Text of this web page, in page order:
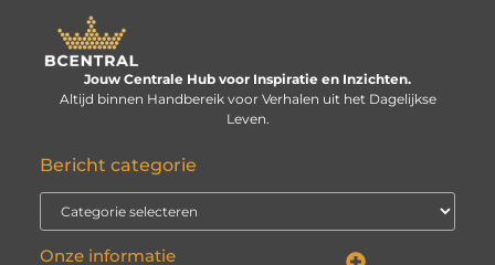
Jouw Centrale Hub voor Inspiratie en Inzichten.
Altijd binnen Handbereik voor Verhalen uit het Dagelijkse
Leven.
Bericht categorie
Onze informatie